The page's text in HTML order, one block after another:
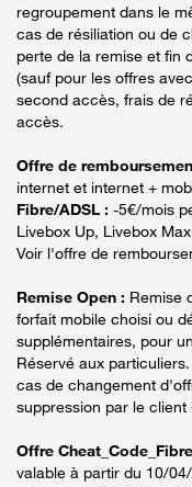
regroupement dans le
cas de résiliation ou de
perte de la remise et fin
(sauf pour les offres
second accès, frais de
accès.
Offre de
internet et internet +
Fibre/ADSL : -5€/mois
Livebox Up, Livebox
Voir l'offre de
Remise Open : Remise
forfait mobile choisi ou
supplémentaires, pour
Réservé aux
cas de changement
suppression par le client
Offre
valable à partir du 10/